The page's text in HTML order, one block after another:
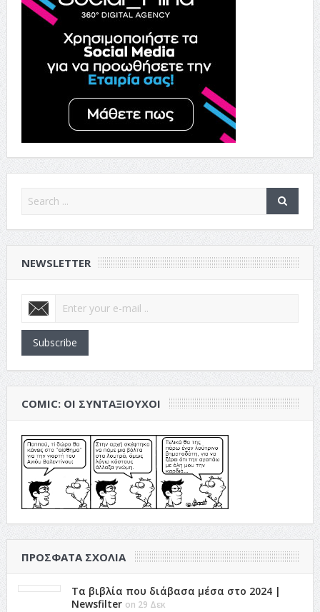
NEWSLETTER
Subscribe
COMIC: ΟΙ ΣΥΝΤΑΞΙΟΎΧΟΙ
ΠΡΌΣΦΑΤΑ ΣΧΌΛΙΑ
Τα βιβλία που διάβασα μέσα στο 2024 |
Newsfilter on 29 Δεκ